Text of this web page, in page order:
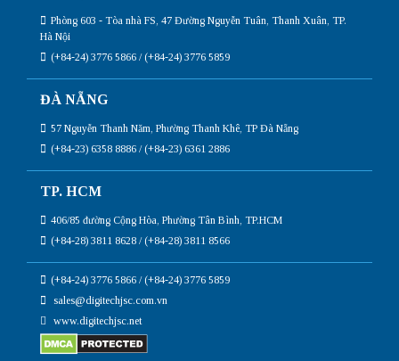
Phòng 603 - Tòa nhà FS, 47 Đường Nguyễn Tuân, Thanh Xuân, TP.
Hà Nội
(+84-24) 3776 5866 / (+84-24) 3776 5859
ĐÀ NẴNG
57 Nguyễn Thanh Năm, Phường Thanh Khê, TP Đà Nẵng
(+84-23) 6358 8886 / (+84-23) 6361 2886
TP. HCM
406/85 đường Cộng Hòa, Phường Tân Bình, TP.HCM
(+84-28) 3811 8628 / (+84-28) 3811 8566
(+84-24) 3776 5866 / (+84-24) 3776 5859
sales@digitechjsc.com.vn
www.digitechjsc.net